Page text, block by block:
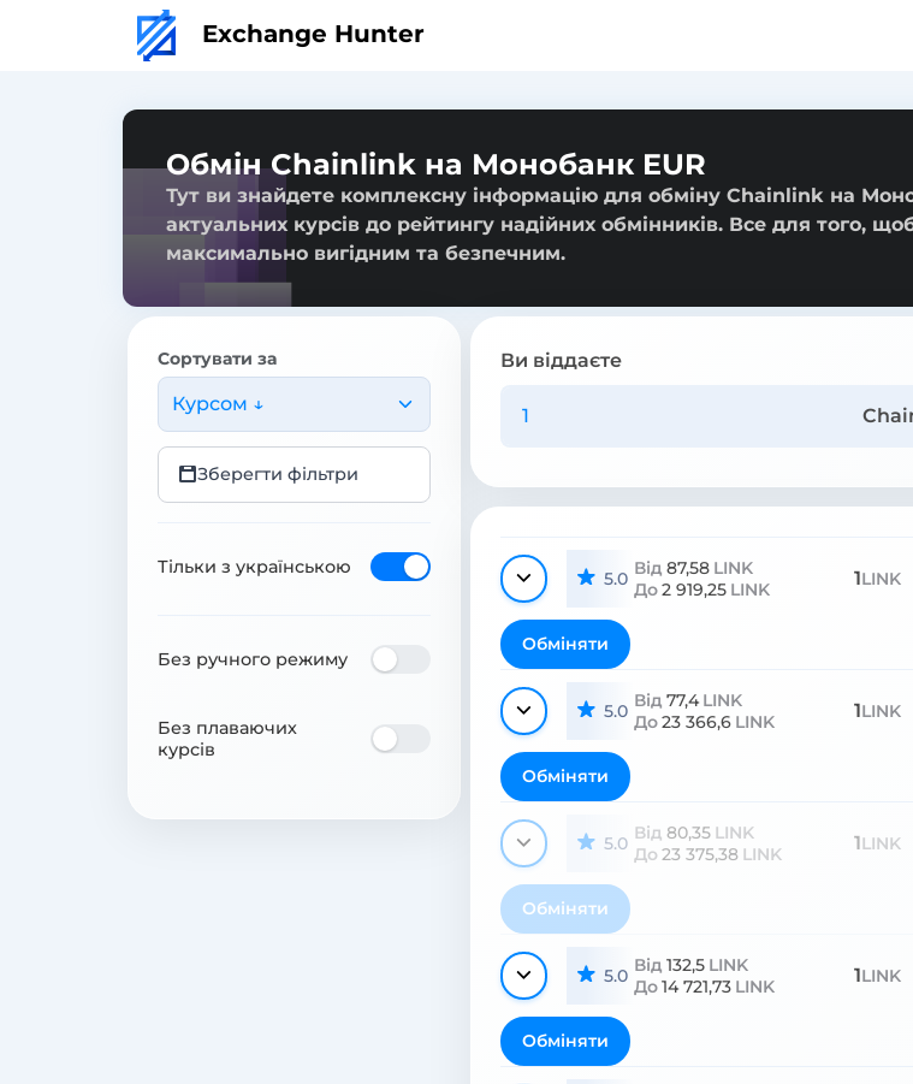
Exchange Hunter
Обмін Chainlink на Монобанк EUR
Тут ви знайдете комплексну інформацію для обміну Chainlink на
актуальних курсів до рейтингу надійних обмінників. Все для того,
максимально вигідним та безпечним.
Сортувати за
Курсом ↓
Зберегти фільтри
Тільки з українською
Без ручного режиму
Без плаваючих
курсів
Ви віддаєте
5.0 Від 87,58 LINK
До2 919,25 LINK 1LINK
Обміняти
5.0 Від 77,4 LINK
До23 366,6 LINK 1LINK
Обміняти
5.0 Від 80,35 LINK
До 23 375,38 LINK 1LINK
Обміняти
5.0 Від 132,5 LINK
До14 721,73 LINK 1LINK
Обміняти